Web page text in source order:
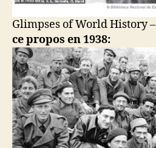
Glimpses of World History –
ce propos en 1938: